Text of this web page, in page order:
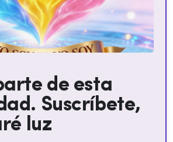
de esta
Suscríbete,
luz